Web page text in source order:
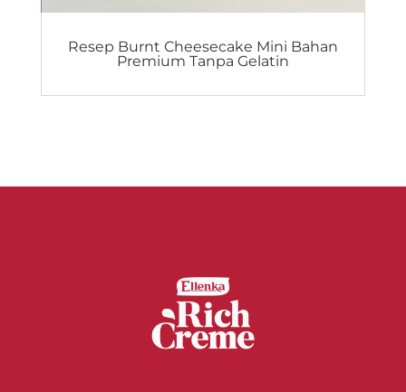
Resep Burnt Cheesecake Mini Bahan
Premium Tanpa Gelatin